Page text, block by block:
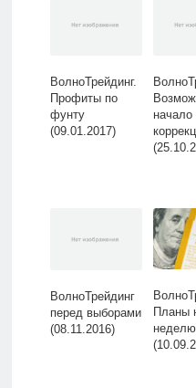
ВолноТрейдинг.
Профиты по
фунту
(09.01.2017)
начало
ВолноТрейдинг
перед выборами
(08.11.2016)
Планы
неделю